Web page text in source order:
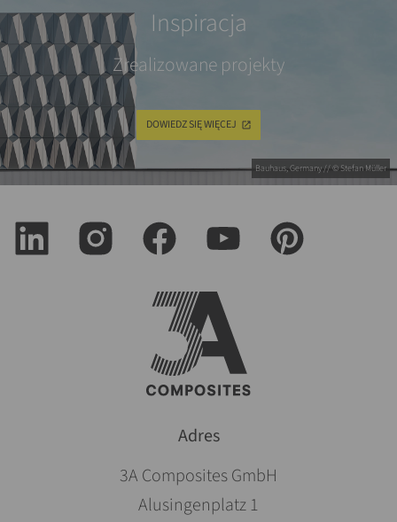
Bauhaus, Germany // © Stefan Müller
Inspiracja
Zrealizowane projekty
DOWIEDZ SIĘ WIĘCEJ
Adres
3A Composites GmbH
Alusingenplatz 1